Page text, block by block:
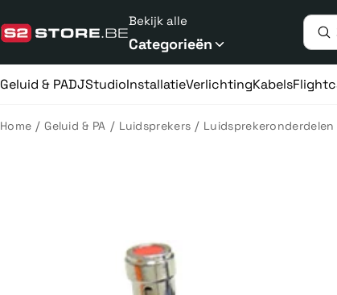
naar
de
Bekijk alle
Categorieën
Geluid & PADJStudioInstallatieVerlichtingKabels
Home / Geluid & PA / Luidsprekers / Luidsprekeronderdelen